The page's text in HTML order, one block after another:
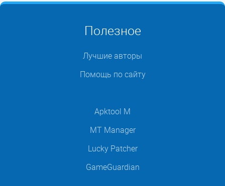
Полезное
Лучшие авторы
Помощь по сайту
Apktool M
MT Manager
Lucky Patcher
GameGuardian